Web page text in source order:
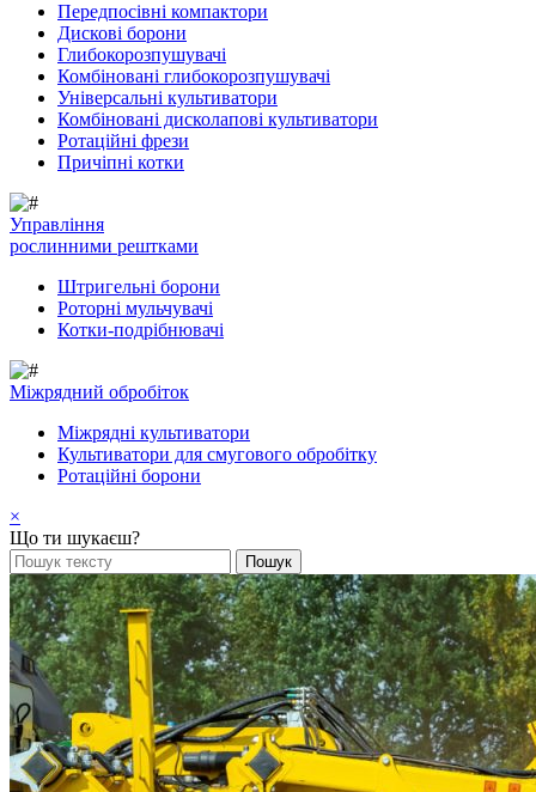
Передпосівні компактори
Дискові борони
Глибокорозпушувачі
Комбіновані глибокорозпушувачі
Універсальні культиватори
Комбіновані дисколапові культиватори
Ротаційні фрези
Причіпні котки
Управління
рослинними рештками
Штригельні борони
Pоторні мульчувачі
Котки-подрібнювачі
Mіжрядний обробіток
Міжрядні культиватори
Культиватори для смугового обробітку
Ротаційні борони
×
Що ти шукаєш?